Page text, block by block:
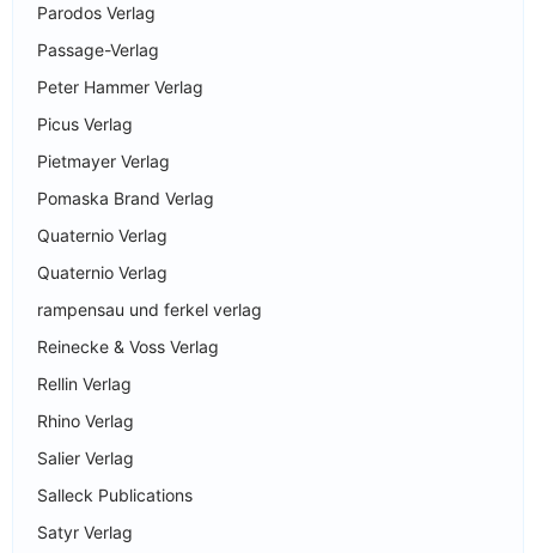
Parodos Verlag
Passage-Verlag
Peter Hammer Verlag
Picus Verlag
Pietmayer Verlag
Pomaska Brand Verlag
Quaternio Verlag
Quaternio Verlag
rampensau und ferkel verlag
Reinecke & Voss Verlag
Rellin Verlag
Rhino Verlag
Salier Verlag
Salleck Publications
Satyr Verlag